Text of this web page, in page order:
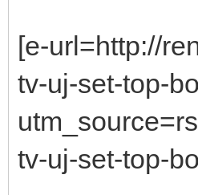
[e-url=http://
tv-uj-set-top-
tv-uj-set-top-